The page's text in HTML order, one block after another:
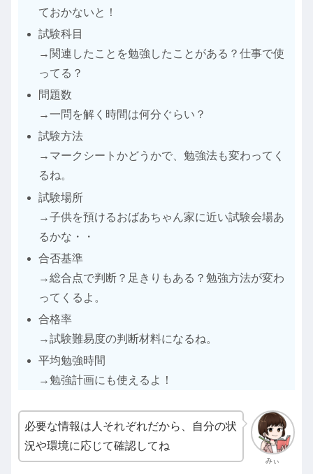
ておかないと！
試験科目
→関連したことを勉強したことがある？仕事で使
ってる？
問題数
→一問を解く時間は何分ぐらい？
試験方法
→マークシートかどうかで、勉強法も変わってく
るね。
試験場所
→子供を預けるおばあちゃん家に近い試験会場あ
るかな・・
合否基準
→総合点で判断？足きりもある？勉強方法が変わ
ってくるよ。
合格率
→試験難易度の判断材料になるね。
平均勉強時間
→勉強計画にも使えるよ！
みぃ
必要な情報は人それぞれだから、自分の状
況や環境に応じて確認してね